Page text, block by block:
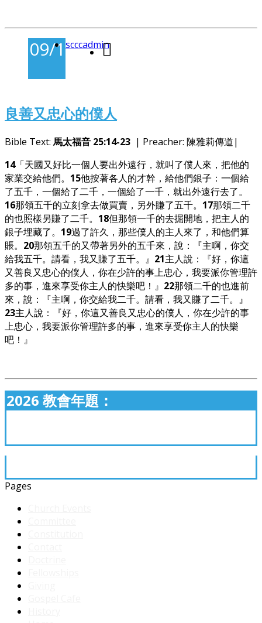
09/11/2025
scccadmin
良善又忠心的僕人
Bible Text: 馬太福音 25:14-23 | Preacher: 陳雅莉傳道|
14「天國又好比一個人要出外遠行，就叫了僕人來，把他的
家業交給他們。 15他按著各人的才幹，給他們銀子：一個給
了五千，一個給了二千，一個給了一千，就出外遠行去了。
16那領五千的立刻拿去做買賣，另外賺了五千。 17那領二千
的也照樣另賺了二千。 18但那領一千的去掘開地，把主人的
銀子埋藏了。 19過了許久，那些僕人的主人來了，和他們算
賬。 20那領五千的又帶著另外的五千來，說：『主啊，你交
給我五千。請看，我又賺了五千。』 21主人說：『好，你這
又善良又忠心的僕人，你在少許的事上忠心，我要派你管理許
多的事，進來享受你主人的快樂吧！』 22那領二千的也進前
來，說：『主啊，你交給我二千。請看，我又賺了二千。』
23主人說：『好，你這又善良又忠心的僕人，你在少許的事
上忠心，我要派你管理許多的事，進來享受你主人的快樂
吧！』
2026 教會年題：
Pages